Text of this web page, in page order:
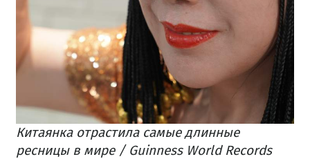
Китаянка отрастила самые длинные
ресницы в мире / Guinness World Records